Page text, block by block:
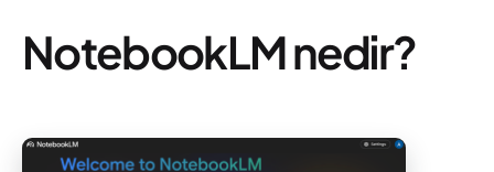
NotebookLM nedir?